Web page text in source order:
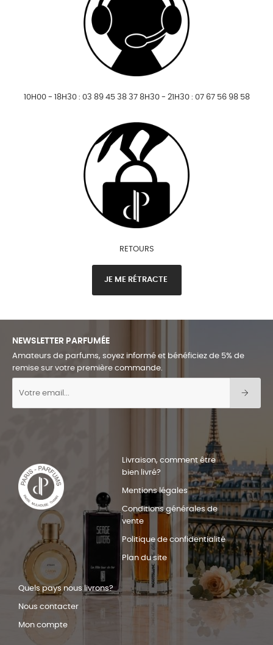
10H00 - 18H30 : 03 89 45 38 37 8H30 - 21H30 : 07 67 56 98 58
RETOURS
JE ME RÉTRACTE
NEWSLETTER PARFUMÉE
Amateurs de parfums, soyez informé et bénéficiez de 5% de
remise sur votre première commande.
Livraison, comment être
bien livré?
Mentions légales
Conditions générales de
vente
Politique de confidentialité
Plan du site
Quels pays nous livrons?
Nous contacter
Mon compte